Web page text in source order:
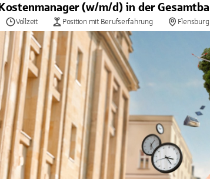
(w/m/d) in der
Vollzeit Position mit Berufserfahrung Flensburg